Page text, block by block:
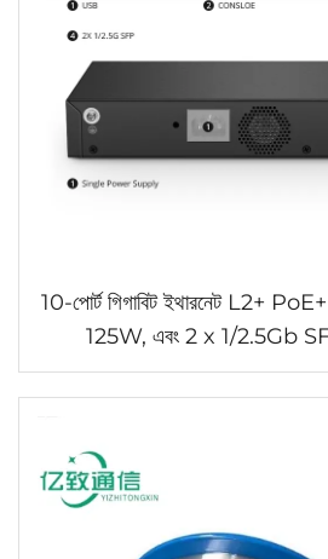
10-পোর্ট গিগাবিট ইথারনেট L2+
125W, এবং 2 x 1/2.5Gb